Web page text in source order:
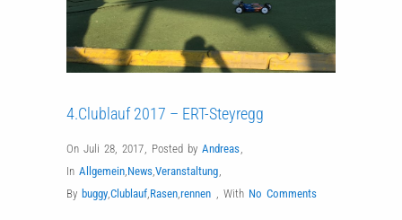
4.Clublauf 2017 – ERT-Steyregg
On Juli 28, 2017, Posted by Andreas,
In Allgemein,News,Veranstaltung,
By buggy,Clublauf,Rasen,rennen , With No Comments